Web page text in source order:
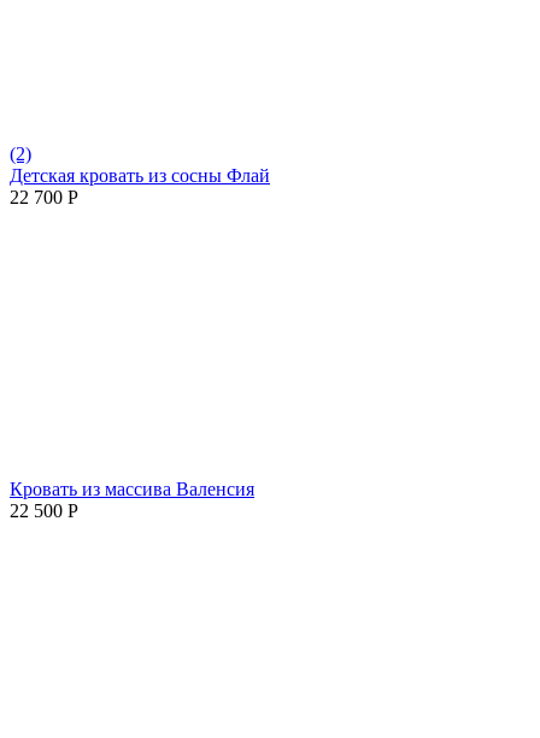
(2)
Детская кровать из сосны Флай
22 700 Р
Кровать из массива Валенсия
22 500 Р